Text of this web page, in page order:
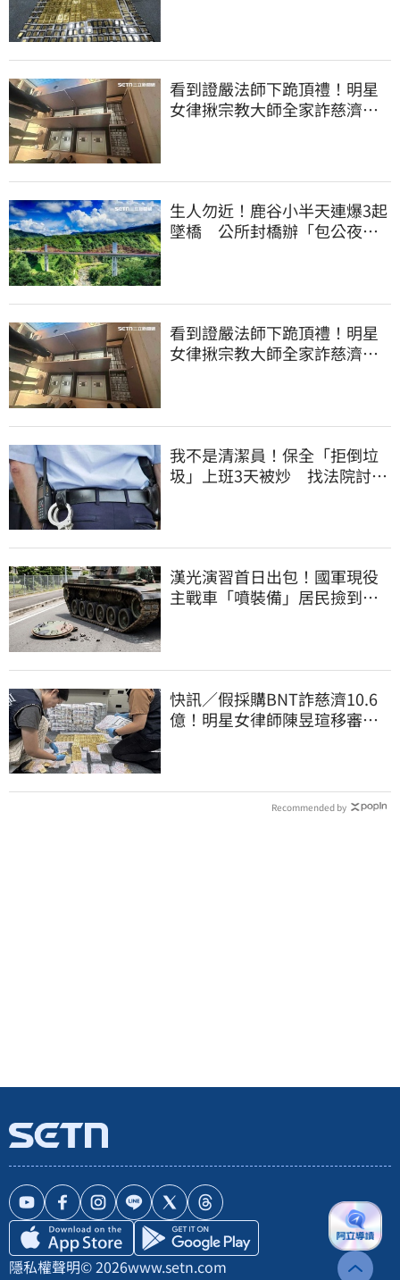
看到證嚴法師下跪頂禮！明星
女律揪宗教大師全家詐慈濟…
生人勿近！鹿谷小半天連爆3起
墜橋 公所封橋辦「包公夜
看到證嚴法師下跪頂禮！明星
女律揪宗教大師全家詐慈濟…
我不是清潔員！保全「拒倒垃
圾」上班3天被炒 找法院討公
漢光演習首日出包！國軍現役
主戰車「噴裝備」居民撿到零
快訊／假採購BNT詐慈濟10.6
億！明星女律師陳昱瑄移審
Recommended by
隱私權聲明© 2026www.setn.com